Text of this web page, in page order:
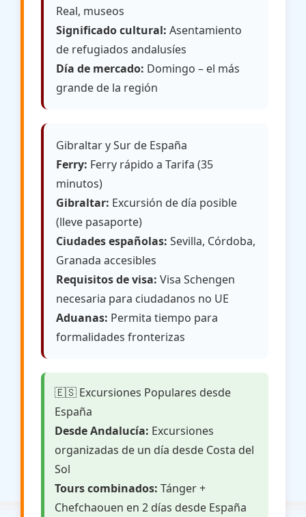
Real, museos
Significado cultural: Asentamiento
de refugiados andalusíes
Día de mercado: Domingo – el más
grande de la región
Gibraltar y Sur de España
Ferry: Ferry rápido a Tarifa (35
minutos)
Gibraltar: Excursión de día posible
(lleve pasaporte)
Ciudades españolas: Sevilla, Córdoba,
Granada accesibles
Requisitos de visa: Visa Schengen
necesaria para ciudadanos no UE
Aduanas: Permita tiempo para
formalidades fronterizas
🇪🇸 Excursiones Populares desde
España
Desde Andalucía: Excursiones
organizadas de un día desde Costa del
Sol
Tours combinados: Tánger +
Chefchaouen en 2 días desde España